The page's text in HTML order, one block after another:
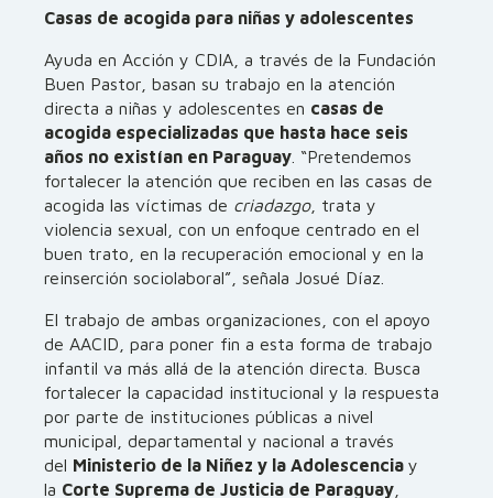
Casas de acogida para niñas y adolescentes
Ayuda en Acción y CDIA, a través de la Fundación
Buen Pastor, basan su trabajo en la atención
directa a niñas y adolescentes en casas de
acogida especializadas que hasta hace seis
años no existían en Paraguay . “Pretendemos
fortalecer la atención que reciben en las casas de
acogida las víctimas de criadazgo, trata y
violencia sexual, con un enfoque centrado en el
buen trato, en la recuperación emocional y en la
reinserción sociolaboral”, señala Josué Díaz.
El trabajo de ambas organizaciones, con el apoyo
de AACID, para poner fin a esta forma de trabajo
infantil va más allá de la atención directa. Busca
fortalecer la capacidad institucional y la respuesta
por parte de instituciones públicas a nivel
municipal, departamental y nacional a través
del Ministerio de la Niñez y la Adolescencia y
la Corte Suprema de Justicia de Paraguay